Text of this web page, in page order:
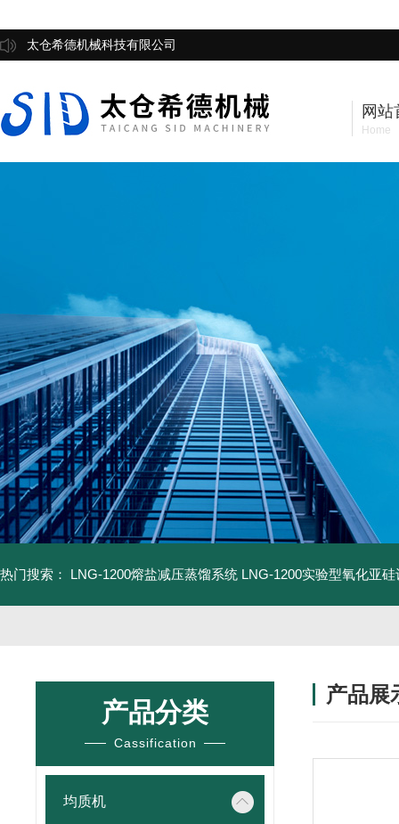
太仓希德机械科技有限公司
网站
Home
热门搜索： LNG-1200熔盐减压蒸馏系统 LNG-1200实验型氧化亚硅
产品分类
Cassification
均质机
产品展